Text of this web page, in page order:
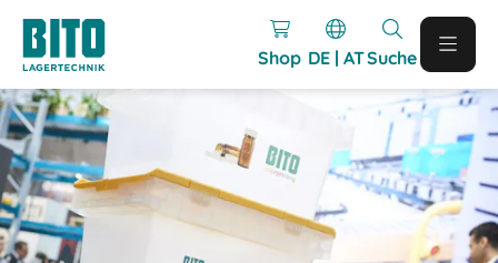
Shop DE | ATSuche